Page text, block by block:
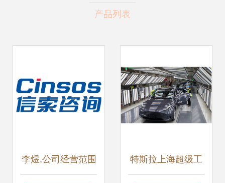
产品列表
李煜,公司经营范围 特斯拉上海超级工